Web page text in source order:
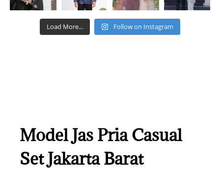
Load More... Follow on Instagram
Model Jas Pria Casual
Set Jakarta Barat